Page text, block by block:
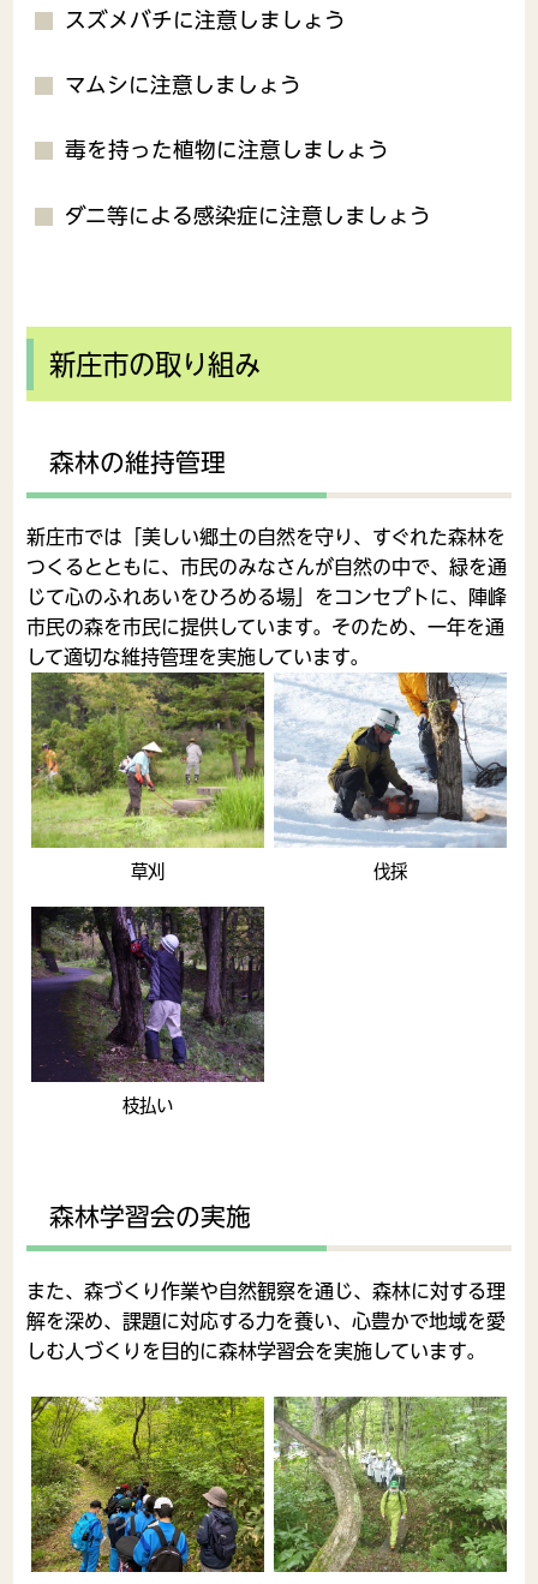
スズメバチに注意しましょう
マムシに注意しましょう
毒を持った植物に注意しましょう
ダニ等による感染症に注意しましょう
新庄市の取り組み
森林の維持管理
新庄市では「美しい郷土の自然を守り、すぐれた森林を
つくるとともに、市民のみなさんが自然の中で、緑を通
じて心のふれあいをひろめる場」をコンセプトに、陣峰
市民の森を市民に提供しています。そのため、一年を通
して適切な維持管理を実施しています。
草刈 伐採
枝払い
森林学習会の実施
また、森づくり作業や自然観察を通じ、森林に対する理
解を深め、課題に対応する力を養い、心豊かで地域を愛
しむ人づくりを目的に森林学習会を実施しています。